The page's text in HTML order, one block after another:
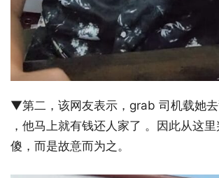
▼第二，该网友表示，grab 司机载她
，他马上就有钱还人家了 。因此从这
傻，而是故意而为之。